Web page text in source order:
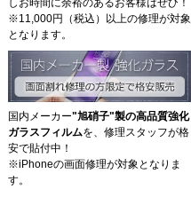
しお時間に余裕のあるお客様はぜひ！
※11,000円（税込）以上の修理が対象
となります。
国内メーカー"旭硝子"製の高品質強化
ガラスフィルムを、修理スタッフが格
安で貼付中！
※iPhoneの画面修理が対象となりま
す。